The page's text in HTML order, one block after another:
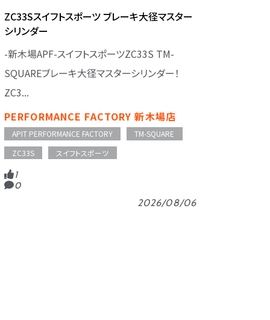
2026/08/06
ZC33Sスイフトスポーツ ブレーキ大径マスター
シリンダー
-新木場APF-スイフトスポーツZC33S TM-
SQUAREブレーキ大径マスターシリンダー！
ZC3...
PERFORMANCE FACTORY 新木場店
APIT PERFORMANCE FACTORY
TM-SQUARE
ZC33S
スイフトスポーツ
1
0